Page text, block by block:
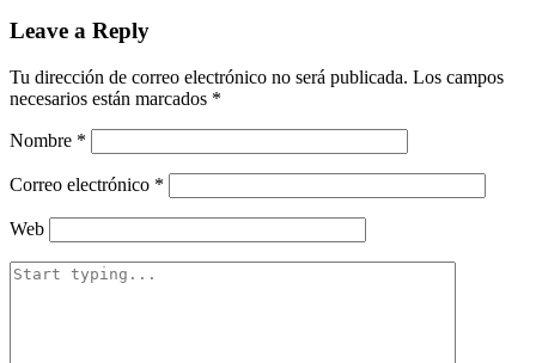
Leave a Reply
Tu dirección de correo electrónico no será publicada. Los campos
necesarios están marcados *
Nombre *
Correo electrónico *
Web